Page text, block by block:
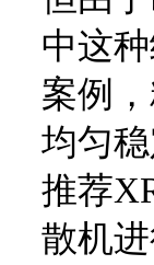
中这
案例
均匀
推荐
散机